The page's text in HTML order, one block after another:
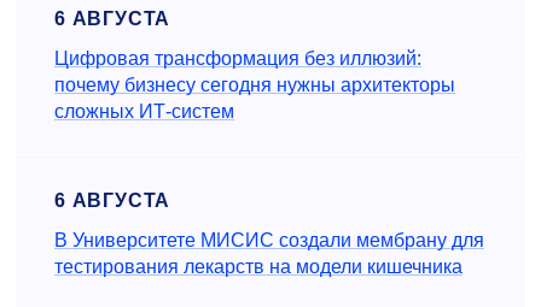
6 АВГУСТА
Цифровая трансформация без иллюзий:
почему бизнесу сегодня нужны архитекторы
сложных ИТ-систем
6 АВГУСТА
В Университете МИСИС создали мембрану для
тестирования лекарств на модели кишечника